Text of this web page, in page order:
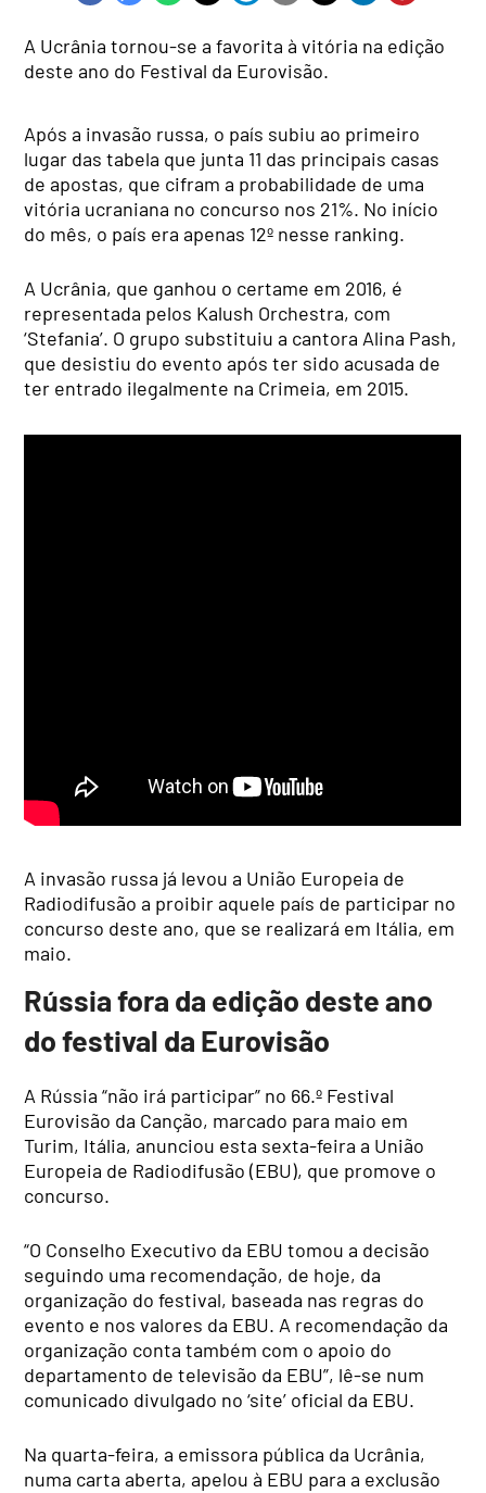
A Ucrânia tornou-se a favorita à vitória na edição
deste ano do Festival da Eurovisão.
Após a invasão russa, o país subiu ao primeiro
lugar das tabela que junta 11 das principais casas
de apostas, que cifram a probabilidade de uma
vitória ucraniana no concurso nos 21%. No início
do mês, o país era apenas 12º nesse ranking.
A Ucrânia, que ganhou o certame em 2016, é
representada pelos Kalush Orchestra, com
‘Stefania’. O grupo substituiu a cantora Alina Pash,
que desistiu do evento após ter sido acusada de
ter entrado ilegalmente na Crimeia, em 2015.
A invasão russa já levou a União Europeia de
Radiodifusão a proibir aquele país de participar no
concurso deste ano, que se realizará em Itália, em
maio.
Rússia fora da edição deste ano
do festival da Eurovisão
A Rússia “não irá participar” no 66.º Festival
Eurovisão da Canção, marcado para maio em
Turim, Itália, anunciou esta sexta-feira a União
Europeia de Radiodifusão (EBU), que promove o
concurso.
“O Conselho Executivo da EBU tomou a decisão
seguindo uma recomendação, de hoje, da
organização do festival, baseada nas regras do
evento e nos valores da EBU. A recomendação da
organização conta também com o apoio do
departamento de televisão da EBU”, lê-se num
comunicado divulgado no ‘site’ oficial da EBU.
Na quarta-feira, a emissora pública da Ucrânia,
numa carta aberta, apelou à EBU para a exclusão